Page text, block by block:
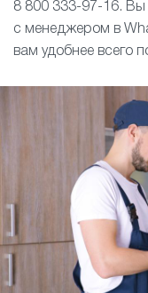
8 800 333-97-16. Вы
с менеджером в
вам удобнее всего